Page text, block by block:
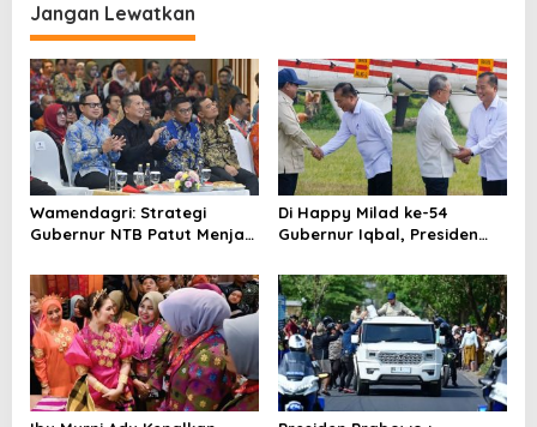
g
a
s
i
p
o
s
Jangan Lewatkan
Wamendagri: Strategi
Gubernur NTB Patut Menjadi
Indonesia
Di Happy Milad ke-54
Gubernur Iqbal, Presiden